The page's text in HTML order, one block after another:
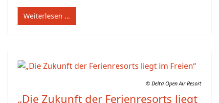
Weiterlesen …
© Delta Open Air Resort
„Die Zukunft der Ferienresorts liegt